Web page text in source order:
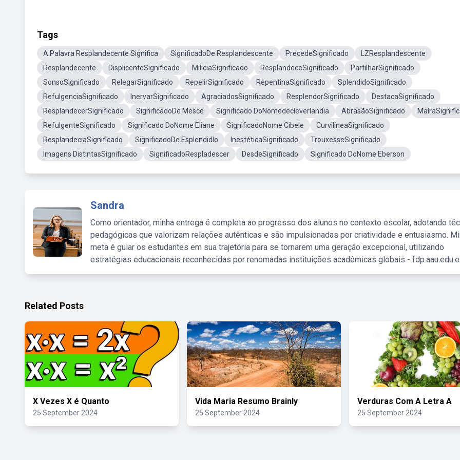
Tags
A Palavra Resplandecente Significa SignificadoDe Resplandescente PrecedeSignificado
LZResplandescente
Resplandecente
DisplicenteSignificado MiliciaSignificado ResplandeceSignificado
PartilharSignificado
SonsoSignificado
RelegarSignificado RepelirSignificado RepentinaSignificado
SplendidoSignificado
RefulgenciaSignificado
InervarSignificado AgraciadosSignificado ResplendorSignificado
DestacaSignificado
ResplandecerSignificado
SignificadoDe Mesce Significado DoNomedecleverlandia AbrasãoSignificado
RefulgenteSignificado
Significado DoNome Eliane SignificadoNome Cibele
CurvilíneaSignificado
ResplandeciaSignificado
SignificadoDe Esplendidlo InestéticaSignificado
TrouxesseSignificado
Imagens DistintasSignificado
SignificadoRespladescer DesdeSignificado Significado DoNome Eberson
Sandra
Como orientador, minha entrega é completa ao progresso dos alunos no contexto escolar, adotando
pedagógicas que valorizam relações autênticas e são impulsionadas por criatividade e entusiasmo.
meta é guiar os estudantes em sua trajetória para se tornarem uma geração excepcional, utilizando
estratégias educacionais reconhecidas por renomadas instituições acadêmicas globais -
Related Posts
X Vezes X é Quanto
25 September 2024
Vida Maria Resumo Brainly
25 September 2024
Verduras Com A Letra A
25 September 2024